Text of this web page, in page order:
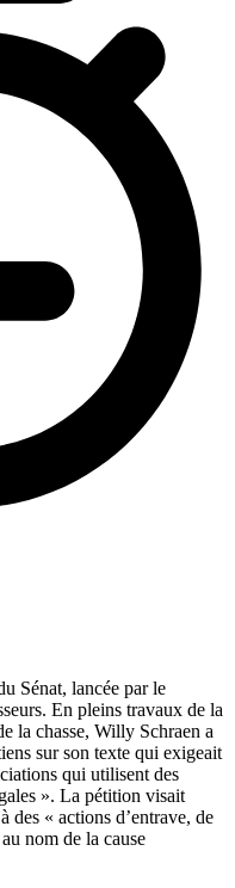
Sénat, lancée par le
En pleins travaux de la
la chasse, Willy Schraen a
sur son texte qui exigeait
qui utilisent des
». La pétition visait
des « actions d’entrave, de
nom de la cause